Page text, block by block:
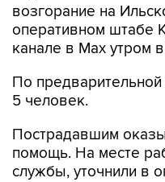
возгорание на
оперативном штабе
канале в Max утром
По
5 человек.
Пострадавшим
помощь. На месте
службы, уточнили в